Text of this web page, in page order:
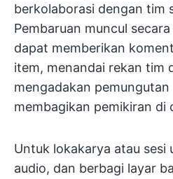
berkolaborasi dengan tim
Pembaruan muncul
dapat memberikan
item, menandai rekan tim
mengadakan
membagikan pemikiran di
Untuk lokakarya atau sesi
audio, dan berbagi layar